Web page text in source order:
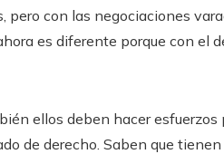
pero con las negociaciones
es diferente porque con el
ellos deben hacer
de derecho. Saben que